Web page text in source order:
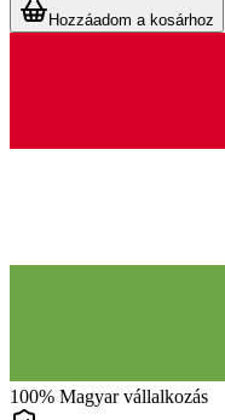
Hozzáadom a kosárhoz
100% Magyar vállalkozás